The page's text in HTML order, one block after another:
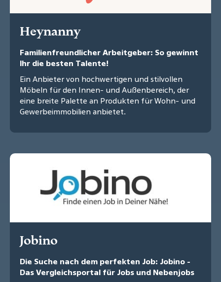
Heynanny
Familienfreundlicher Arbeitgeber: So gewinnt
Ihr die besten Talente!
Ein Anbieter von hochwertigen und stilvollen
Möbeln für den Innen- und Außenbereich, der
eine breite Palette an Produkten für Wohn- und
Gewerbeimmobilien anbietet.
Jobino
Die Suche nach dem perfekten Job: Jobino -
Das Vergleichsportal für Jobs und Nebenjobs